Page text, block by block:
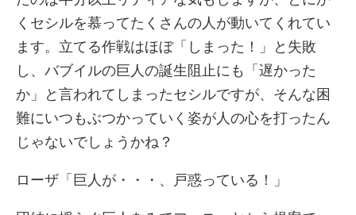
くセシルを慕ってたくさんの人が動いてくれてい
ます。立てる作戦はほぼ「しまった！」と失敗
し、バブイルの巨人の誕生阻止にも「遅かった
か」と言われてしまったセシルですが、そんな困
難にいつもぶつかっていく姿が人の心を打ったん
じゃないでしょうかね？
ローザ「巨人が・・・、戸惑っている！」